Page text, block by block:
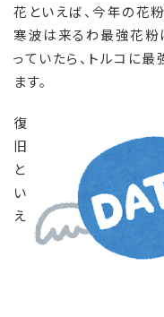
花といえば、今年の花
寒波は来るわ最強花粉
っていたら、トルコに
ます。
復
旧
と
い
え